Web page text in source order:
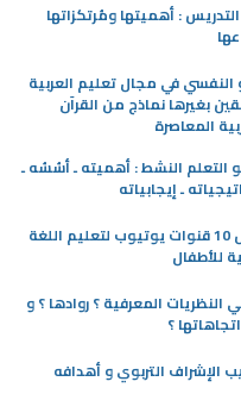
: أهميتها ومُرتكزاتها
النفسي في مجال تعليم العربية
بغيرها نماذج من القرآن
المعاصرة
التعلم النشط : أهميته ـ أسُسُه ـ
ـ إيجابياته
أفضل 10 قنوات يوتيوب لتعليم اللغة
للأطفال
النظريات المعرفية ؟ روادها ؟ و
؟
الإشراف التربوي و أهدافه